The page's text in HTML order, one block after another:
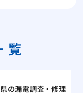
覧
の漏電調査・修理